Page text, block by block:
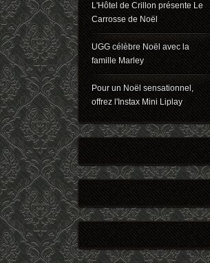
L'Hôtel de Crillon présente Le
Carrosse de Noël
UGG célèbre Noël avec la
famille Marley
Pour un Noël sensationnel,
offrez l'Instax Mini Liplay